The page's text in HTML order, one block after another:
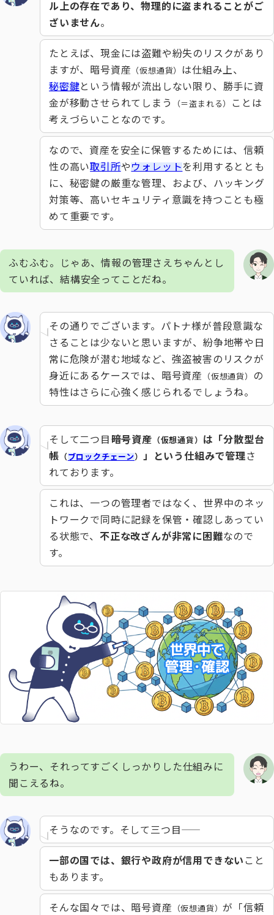
ル上の存在であり、物理的に盗まれることがご
ざいません。
たとえば、現金には盗難や紛失のリスクがあり
ますが、暗号資産 （仮想通貨） は仕組み上、
秘密鍵という情報が流出しない限り、勝手に資
金が移動させられてしまう
（＝盗まれる）
ことは
考えづらいことなのです。
なので、資産を安全に保管するためには、信頼
性の高い取引所やウォレットを利用するととも
に、秘密鍵の厳重な管理、および、ハッキング
対策等、高いセキュリティ意識を持つことも極
めて重要です。
ふむふむ。じゃあ、情報の管理さえちゃんとし
ていれば、結構安全ってことだね。
その通りでございます。パトナ様が普段意識な
さることは少ないと思いますが、紛争地帯や日
常に危険が潜む地域など、強盗被害のリスクが
身近にあるケースでは、暗号資産 （仮想通貨） の
特性はさらに心強く感じられるでしょうね。
そして二つ目――暗号資産 （仮想通貨） は「分散型台
帳 （ブロックチェーン） 」という仕組みで管理さ
れております。
これは、一つの管理者ではなく、世界中のネッ
トワークで同時に記録を保管・確認しあってい
る状態で、 不正な改ざんが非常に困難なので
す。
うわー、それってすごくしっかりした仕組みに
聞こえるね。
そうなのです。そして三つ目――
一部の国では、銀行や政府が信用できない こと
もあります。
そんな国々では、暗号資産 （仮想通貨）が「信頼